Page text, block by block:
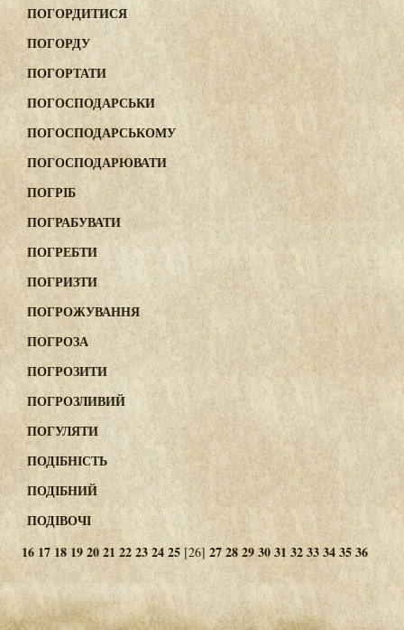
ПОГОРДИТИСЯ
ПОГОРДУ
ПОГОРТАТИ
ПОГОСПОДАРСЬКИ
ПОГОСПОДАРСЬКОМУ
ПОГОСПОДАРЮВАТИ
ПОГРІБ
ПОГРАБУВАТИ
ПОГРЕБТИ
ПОГРИЗТИ
ПОГРОЖУВАННЯ
ПОГРОЗА
ПОГРОЗИТИ
ПОГРОЗЛИВИЙ
ПОГУЛЯТИ
ПОДІБНІСТЬ
ПОДІБНИЙ
ПОДІВОЧІ
16 17 18 192021 22232425 [26] 2728293031 3233343536